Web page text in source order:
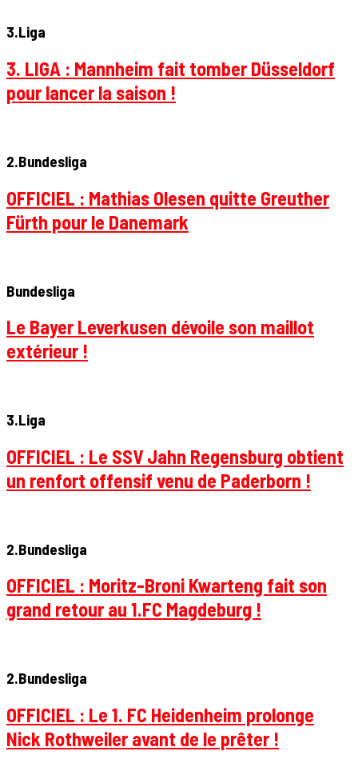
3.Liga
3. LIGA : Mannheim fait tomber Düsseldorf
pour lancer la saison !
2.Bundesliga
OFFICIEL : Mathias Olesen quitte Greuther
Fürth pour le Danemark
Bundesliga
Le Bayer Leverkusen dévoile son maillot
extérieur !
3.Liga
OFFICIEL : Le SSV Jahn Regensburg obtient
un renfort offensif venu de Paderborn !
2.Bundesliga
OFFICIEL : Moritz-Broni Kwarteng fait son
grand retour au 1.FC Magdeburg !
2.Bundesliga
OFFICIEL : Le 1. FC Heidenheim prolonge
Nick Rothweiler avant de le prêter !